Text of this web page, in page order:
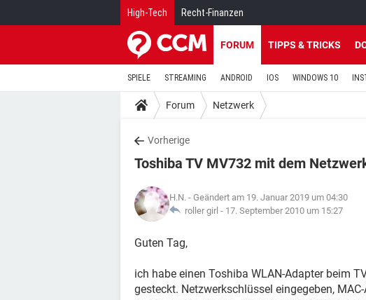
High-Tech Recht-Finanzen
FORUM TIPPS & TRICKS
SPIELE STREAMING ANDROID IOS WINDOWS 10
Forum Netzwerk
Vorherige
Toshiba TV MV732 mit dem
H.N. - Geändert am 19. Januar 2019 um 04:30
roller girl - 17. September 2010 um 15:27
Guten Tag,
ich habe einen Toshiba WLAN-Adapter beim
gesteckt. Netzwerkschlüssel eingegeben,